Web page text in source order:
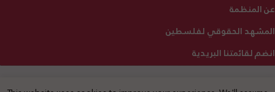
عن المنظمة
المشهد الحقوقي لفلسطين
انضم لقائمتنا البريدية